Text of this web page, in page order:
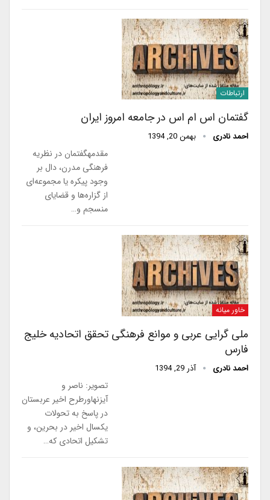
ارتباطات
گفتمان اس ام اس در جامعه امروز ایران
احمد نادری بهمن 20, 1394
مقدمهگفتمان در نظریه
فرهنگی مدرن، دال بر
وجود پیکره یا مجموعه‌ای
از گزاره‌ها و قضایای
منسجم و…
خاور میانه
ملی گرایی عربی و موانع فرهنگی تحقق اتحادیه خلیج
فارس
احمد نادری آذر 29, 1394
تصویر: ناصر و
آیزنهاورطرح اخیر عربستان
در پاسخ به تحولات
یکسال اخیر در بحرین، و
تشکیل اتحادی که…